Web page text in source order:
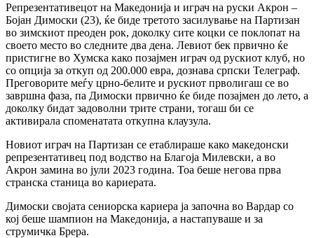
Репрезентативецот на Македонија и играч на руски Акрон –
Бојан Димоски (23), ќе биде третото засилување на Партизан
во зимскиот преоден рок, доколку сите коцки се поклопат на
своето место во следните два дена. Левиот бек првично ќе
пристигне во Хумска како позајмен играч од рускиот клуб, но
со опција за откуп од 200.000 евра, дознава српски Телеграф.
Преговорите меѓу црно-белите и рускиот прволигаш се во
завршна фаза, па Димоски првично ќе биде позајмен до лето, а
доколку бидат задоволни трите страни, тогаш би се
активирала споменатата откупна клаузула.
Новиот играч на Партизан се етаблираше како македонски
репрезентативец под водство на Благоја Милевски, а во
Акрон замина во јули 2023 година. Тоа беше негова прва
странска станица во кариерата.
Димоски својата сениорска кариера ја започна во Вардар со
кој беше шампион на Македонија, а настапуваше и за
струмичка Брера.